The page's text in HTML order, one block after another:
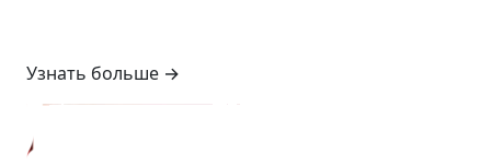
Узнать больше →